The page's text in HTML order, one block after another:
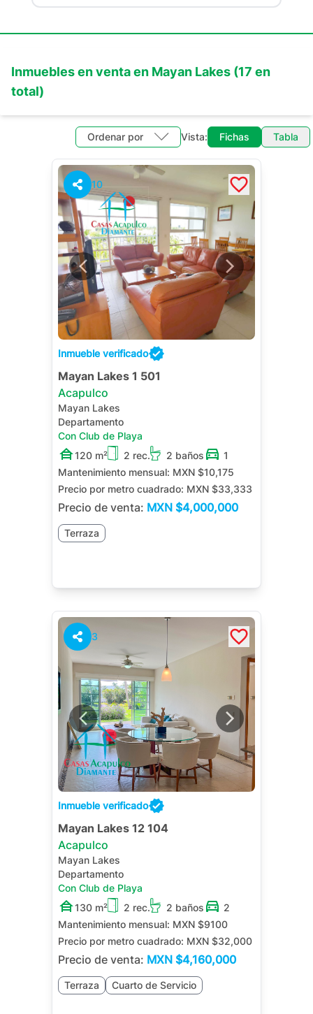
Inmuebles enventaen Mayan Lakes (17 en
total)
Ordenar por Vista: Fichas Tabla
10
Inmueble verificado
Mayan Lakes 1 501
Acapulco
Mayan Lakes
Departamento
Con Club de Playa
120 m²
2 rec. 2 baños
1
Mantenimiento mensual: MXN $10,175
Precio por metro cuadrado: MXN $33,333
Precio de venta: MXN $4,000,000
Terraza
3
Inmueble verificado
Mayan Lakes 12 104
Acapulco
Mayan Lakes
Departamento
Con Club de Playa
130 m²
2 rec. 2 baños
2
Mantenimiento mensual: MXN $9100
Precio por metro cuadrado: MXN $32,000
Precio de venta: MXN $4,160,000
Terraza Cuarto de Servicio